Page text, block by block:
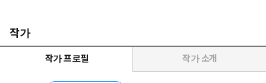
작가
작가 프로필 작가 소개